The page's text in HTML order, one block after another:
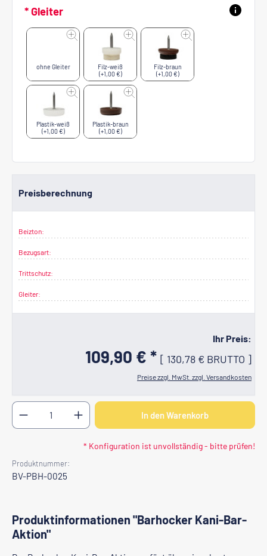
* Gleiter
ohne Gleiter
Filz-weiß
(+1,00 €)
Filz-braun
(+1,00 €)
Plastik-weiß
(+1,00 €)
Plastik-braun
(+1,00 €)
Preisberechnung
Beizton:
Bezugsart:
Trittschutz:
Gleiter:
Ihr Preis:
109,90 € * [ 130,78 € BRUTTO ]
Preise zzgl. MwSt. zzgl. Versandkosten
Produkt Anzahl: Gib den gewünschten Wert ein
In den Warenkorb
* Konfiguration ist unvollständig - bitte prüfen!
Produktnummer:
BV-PBH-0025
Produktinformationen "Barhocker Kani-Bar-
Aktion"